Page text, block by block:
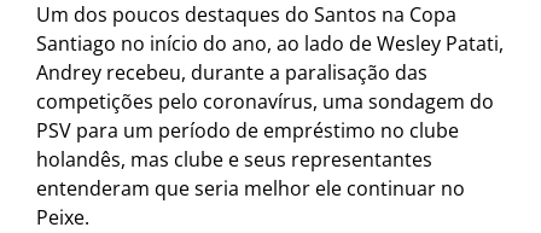
Um dos poucos destaques do Santos na Copa
Santiago no início do ano, ao lado de Wesley Patati,
Andrey recebeu, durante a paralisação das
competições pelo coronavírus, uma sondagem do
PSV para um período de empréstimo no clube
holandês, mas clube e seus representantes
entenderam que seria melhor ele continuar no
Peixe.